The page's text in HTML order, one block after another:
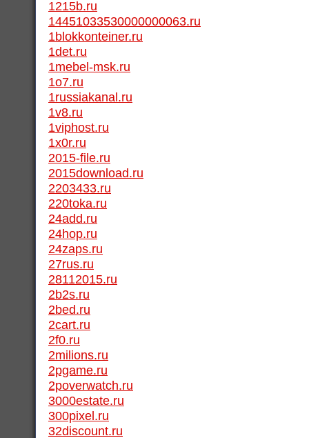
1215b.ru
14451033530000000063.ru
1blokkonteiner.ru
1det.ru
1mebel-msk.ru
1o7.ru
1russiakanal.ru
1v8.ru
1viphost.ru
1x0r.ru
2015-file.ru
2015download.ru
2203433.ru
220toka.ru
24add.ru
24hop.ru
24zaps.ru
27rus.ru
28112015.ru
2b2s.ru
2bed.ru
2cart.ru
2f0.ru
2milions.ru
2pgame.ru
2poverwatch.ru
3000estate.ru
300pixel.ru
32discount.ru